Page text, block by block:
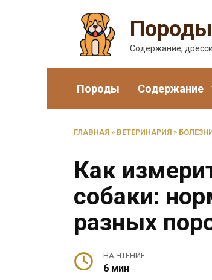
Содержание,
Породы Содержание
ГЛАВНАЯ » ВЕТЕРИНАРИЯ »
Как
собаки:
разных
НА ЧТЕНИЕ
6 мин